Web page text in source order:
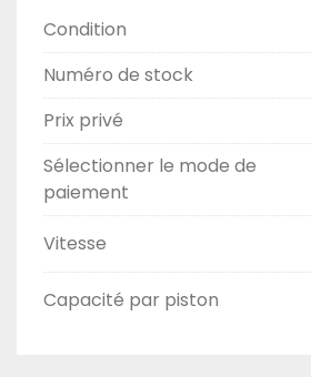
Condition
Numéro de stock
Prix privé
Sélectionner le mode de
paiement
Vitesse
Capacité par piston